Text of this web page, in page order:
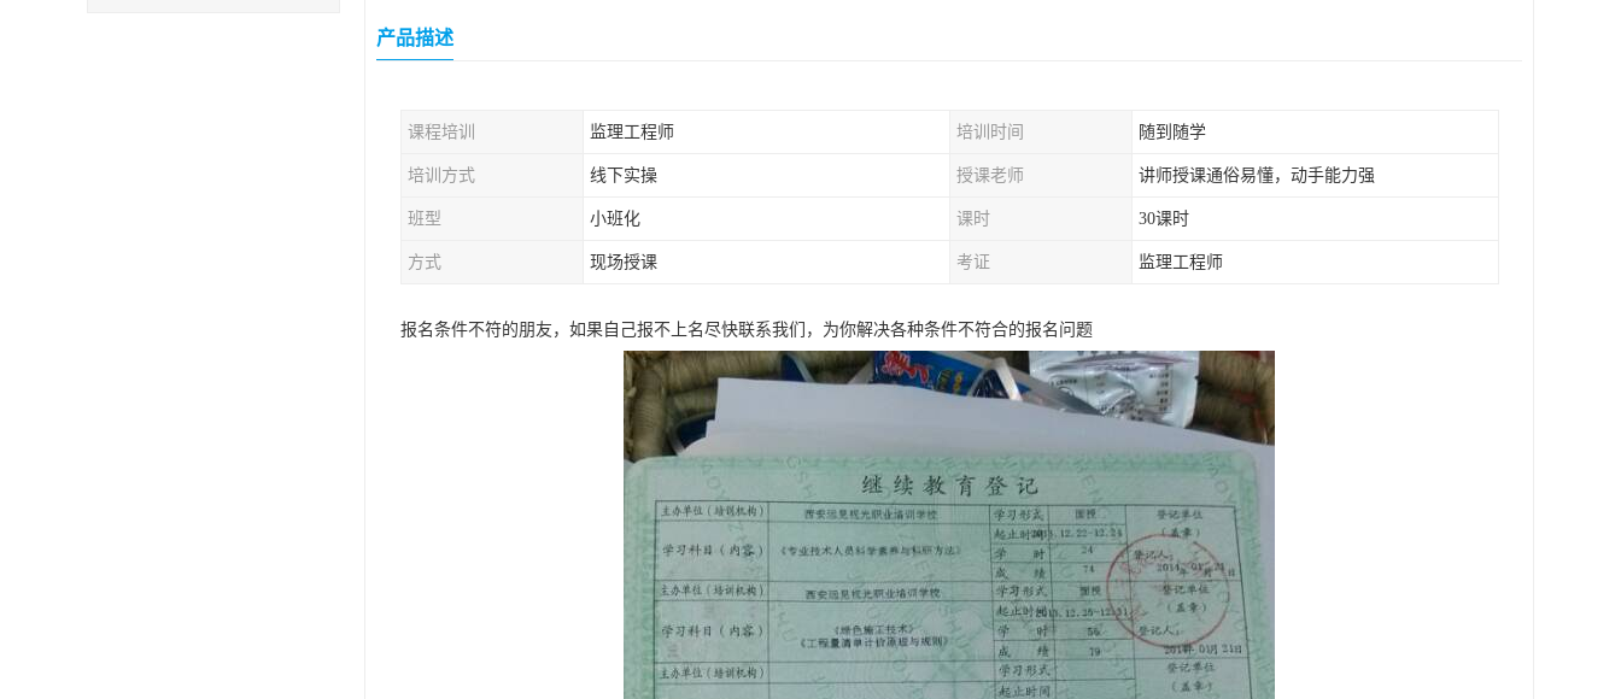
产品描述
课程培训 监理工程师 培训时间 随到随学
培训方式 线下实操 授课老师 讲师授课通俗易懂，动手能力强
班型 小班化 课时 30课时
方式 现场授课 考证 监理工程师
报名条件不符的朋友，如果自己报不上名尽快联系‌‌‌‌我们，为你解决各种条件不符合的报名问题